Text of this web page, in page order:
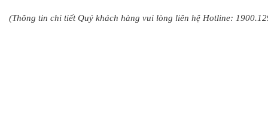
(Thông tin chi tiết Quý khách hàng vui lòng liên hệ Hotline: